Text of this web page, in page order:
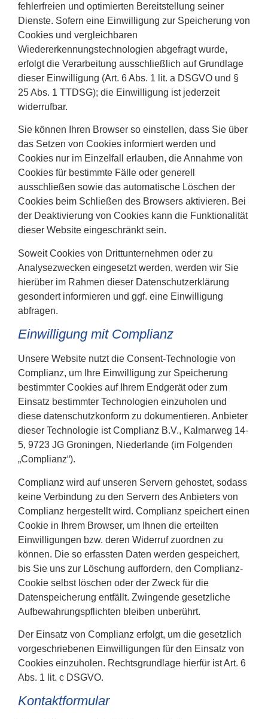
fehlerfreien und optimierten Bereitstellung seiner
Dienste. Sofern eine Einwilligung zur Speicherung von
Cookies und vergleichbaren
Wiedererkennungstechnologien abgefragt wurde,
erfolgt die Verarbeitung ausschließlich auf Grundlage
dieser Einwilligung (Art. 6 Abs. 1 lit. a DSGVO und §
25 Abs. 1 TTDSG); die Einwilligung ist jederzeit
widerrufbar.
Sie können Ihren Browser so einstellen, dass Sie über
das Setzen von Cookies informiert werden und
Cookies nur im Einzelfall erlauben, die Annahme von
Cookies für bestimmte Fälle oder generell
ausschließen sowie das automatische Löschen der
Cookies beim Schließen des Browsers aktivieren. Bei
der Deaktivierung von Cookies kann die Funktionalität
dieser Website eingeschränkt sein.
Soweit Cookies von Drittunternehmen oder zu
Analysezwecken eingesetzt werden, werden wir Sie
hierüber im Rahmen dieser Datenschutzerklärung
gesondert informieren und ggf. eine Einwilligung
abfragen.
Einwilligung mit Complianz
Unsere Website nutzt die Consent-Technologie von
Complianz, um Ihre Einwilligung zur Speicherung
bestimmter Cookies auf Ihrem Endgerät oder zum
Einsatz bestimmter Technologien einzuholen und
diese datenschutzkonform zu dokumentieren. Anbieter
dieser Technologie ist Complianz B.V., Kalmarweg 14-
5, 9723 JG Groningen, Niederlande (im Folgenden
„Complianz“).
Complianz wird auf unseren Servern gehostet, sodass
keine Verbindung zu den Servern des Anbieters von
Complianz hergestellt wird. Complianz speichert einen
Cookie in Ihrem Browser, um Ihnen die erteilten
Einwilligungen bzw. deren Widerruf zuordnen zu
können. Die so erfassten Daten werden gespeichert,
bis Sie uns zur Löschung auffordern, den Complianz-
Cookie selbst löschen oder der Zweck für die
Datenspeicherung entfällt. Zwingende gesetzliche
Aufbewahrungspflichten bleiben unberührt.
Der Einsatz von Complianz erfolgt, um die gesetzlich
vorgeschriebenen Einwilligungen für den Einsatz von
Cookies einzuholen. Rechtsgrundlage hierfür ist Art. 6
Abs. 1 lit. c DSGVO.
Kontaktformular